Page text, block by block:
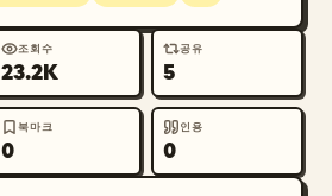
조회수
23.2K
공유
5
북마크
0
인용
0